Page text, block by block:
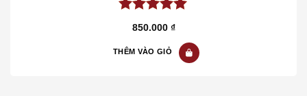
5.00out of
850.000 ₫
THÊM VÀO GIỎ